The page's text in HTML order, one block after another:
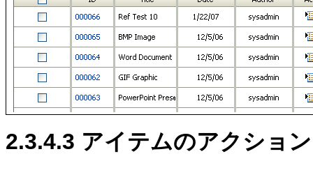
2.3.4.3 アイテムのアクショ